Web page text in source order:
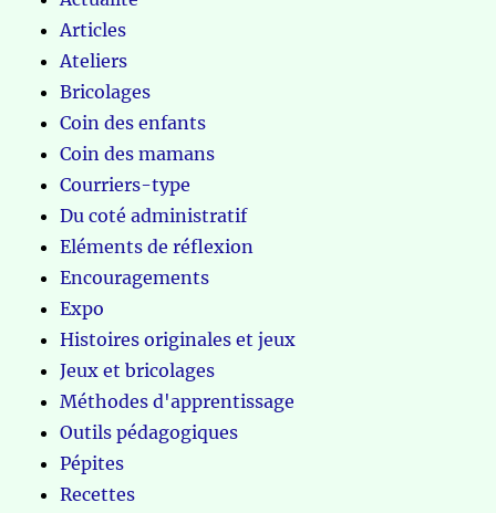
Articles
Ateliers
Bricolages
Coin des enfants
Coin des mamans
Courriers-type
Du coté administratif
Eléments de réflexion
Encouragements
Expo
Histoires originales et jeux
Jeux et bricolages
Méthodes d'apprentissage
Outils pédagogiques
Pépites
Recettes